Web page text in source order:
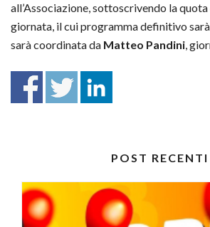
all’Associazione, sottoscrivendo la quota
giornata, il cui programma definitivo
sarà coordinata da Matteo Pandini,
POST RECENTI